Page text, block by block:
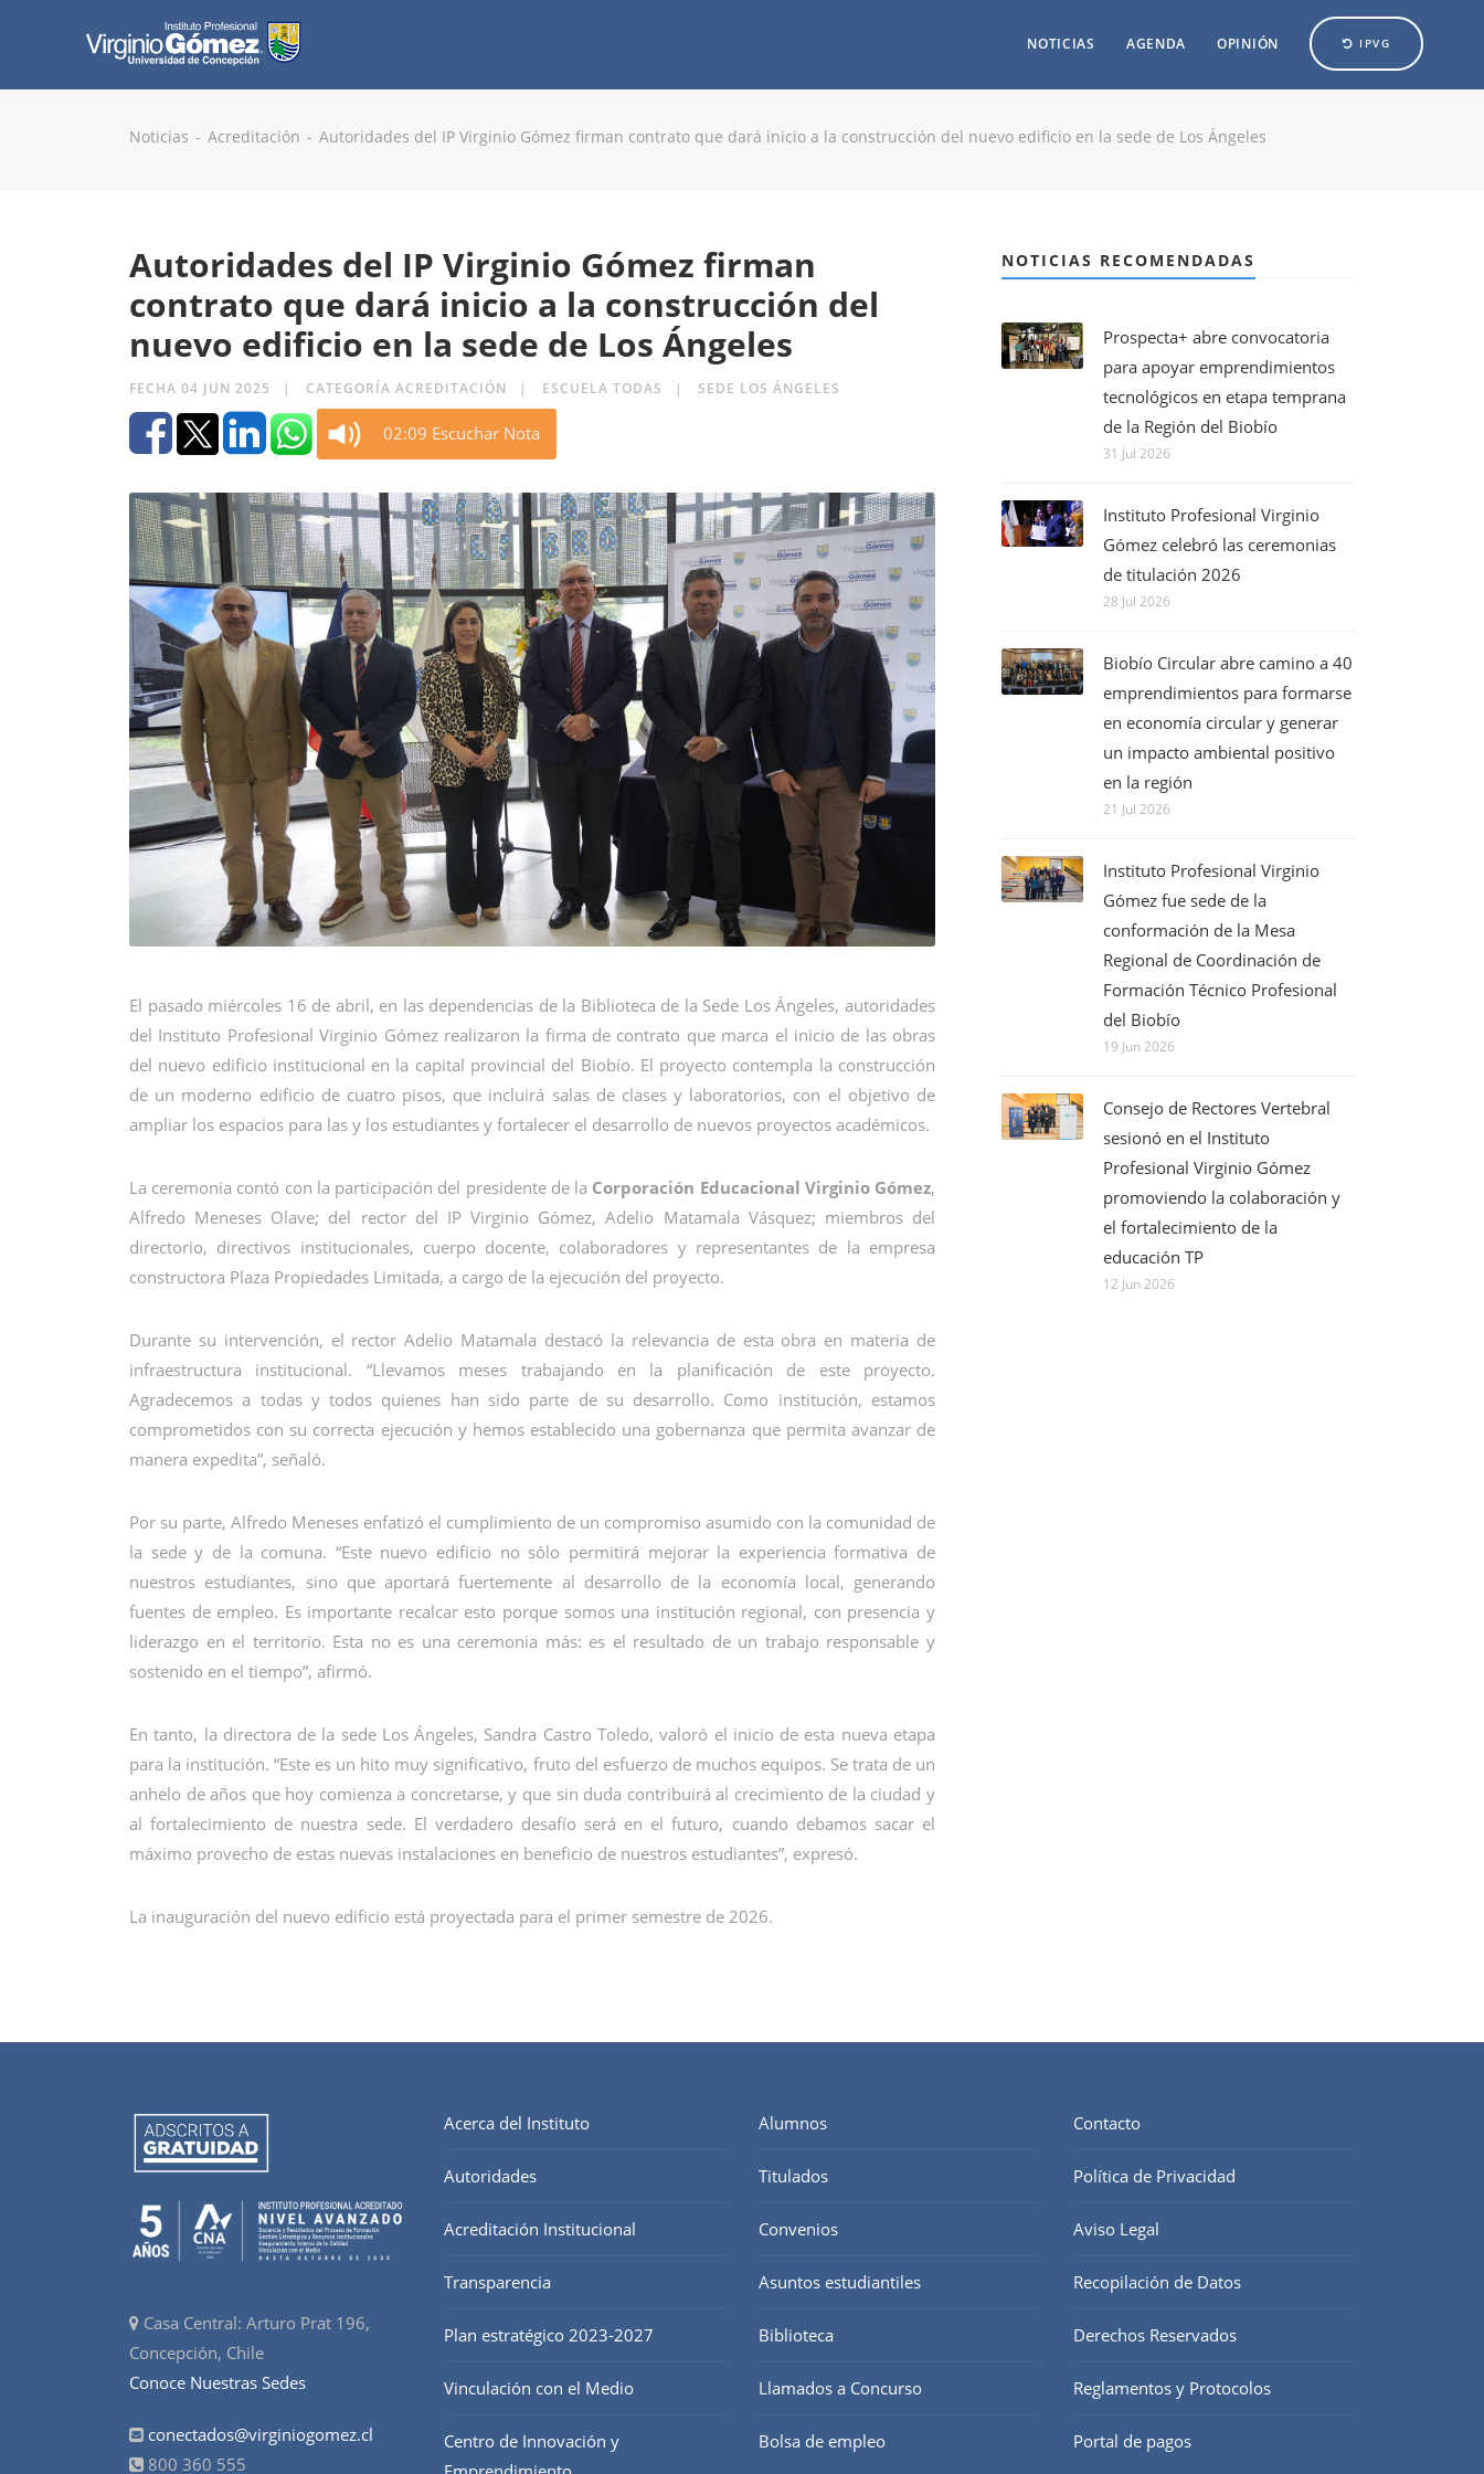
NOTICIAS AGENDA OPINIÓN IPVG
Noticias Acreditación Autoridades del IP Virginio Gómez firman contrato que dará inicio a la construcción del nuevo edificio en la sede de Los Ángeles
Autoridades del IP Virginio Gómez firman
contrato que dará inicio a la construcción del
nuevo edificio en la sede de Los Ángeles
FECHA 04 JUN 2025 CATEGORÍA ACREDITACIÓN ESCUELA TODAS SEDE LOS ÁNGELES
02:09 Escuchar Nota
El pasado miércoles 16 de abril, en las dependencias de la Biblioteca de la Sede Los Ángeles, autoridades
del Instituto Profesional Virginio Gómez realizaron la firma de contrato que marca el inicio de las obras
del nuevo edificio institucional en la capital provincial del Biobío. El proyecto contempla la construcción
de un moderno edificio de cuatro pisos, que incluirá salas de clases y laboratorios, con el objetivo de
ampliar los espacios para las y los estudiantes y fortalecer el desarrollo de nuevos proyectos académicos.
La ceremonia contó con la participación del presidente de la Corporación Educacional Virginio Gómez,
Alfredo Meneses Olave; del rector del IP Virginio Gómez, Adelio Matamala Vásquez; miembros del
directorio, directivos institucionales, cuerpo docente, colaboradores y representantes de la empresa
constructora Plaza Propiedades Limitada, a cargo de la ejecución del proyecto.
Durante su intervención, el rector Adelio Matamala destacó la relevancia de esta obra en materia de
infraestructura institucional. “Llevamos meses trabajando en la planificación de este proyecto.
Agradecemos a todas y todos quienes han sido parte de su desarrollo. Como institución, estamos
comprometidos con su correcta ejecución y hemos establecido una gobernanza que permita avanzar de
manera expedita”, señaló.
Por su parte, Alfredo Meneses enfatizó el cumplimiento de un compromiso asumido con la comunidad de
la sede y de la comuna. “Este nuevo edificio no sólo permitirá mejorar la experiencia formativa de
nuestros estudiantes, sino que aportará fuertemente al desarrollo de la economía local, generando
fuentes de empleo. Es importante recalcar esto porque somos una institución regional, con presencia y
liderazgo en el territorio. Esta no es una ceremonia más: es el resultado de un trabajo responsable y
sostenido en el tiempo”, afirmó.
En tanto, la directora de la sede Los Ángeles, Sandra Castro Toledo, valoró el inicio de esta nueva etapa
para la institución. “Este es un hito muy significativo, fruto del esfuerzo de muchos equipos. Se trata de un
anhelo de años que hoy comienza a concretarse, y que sin duda contribuirá al crecimiento de la ciudad y
al fortalecimiento de nuestra sede. El verdadero desafío será en el futuro, cuando debamos sacar el
máximo provecho de estas nuevas instalaciones en beneficio de nuestros estudiantes”, expresó.
La inauguración del nuevo edificio está proyectada para el primer semestre de 2026.
NOTICIAS RECOMENDADAS
Prospecta+ abre convocatoria
para apoyar emprendimientos
tecnológicos en etapa temprana
de la Región del Biobío
31 Jul 2026
Instituto Profesional Virginio
Gómez celebró las ceremonias
de titulación 2026
28 Jul 2026
Biobío Circular abre camino a 40
emprendimientos para formarse
en economía circular y generar
un impacto ambiental positivo
en la región
21 Jul 2026
Instituto Profesional Virginio
Gómez fue sede de la
conformación de la Mesa
Regional de Coordinación de
Formación Técnico Profesional
del Biobío
19 Jun 2026
Consejo de Rectores Vertebral
sesionó en el Instituto
Profesional Virginio Gómez
promoviendo la colaboración y
el fortalecimiento de la
educación TP
12 Jun 2026
Casa Central: Arturo Prat 196,
Concepción, Chile
Conoce Nuestras Sedes
conectados@virginiogomez.cl
800 360 555
Acerca del Instituto
Autoridades
Acreditación Institucional
Transparencia
Plan estratégico 2023-2027
Vinculación con el Medio
Centro de Innovación y
Alumnos
Titulados
Convenios
Asuntos estudiantiles
Biblioteca
Llamados a Concurso
Bolsa de empleo
Contacto
Política de Privacidad
Aviso Legal
Recopilación de Datos
Derechos Reservados
Reglamentos y Protocolos
Portal de pagos